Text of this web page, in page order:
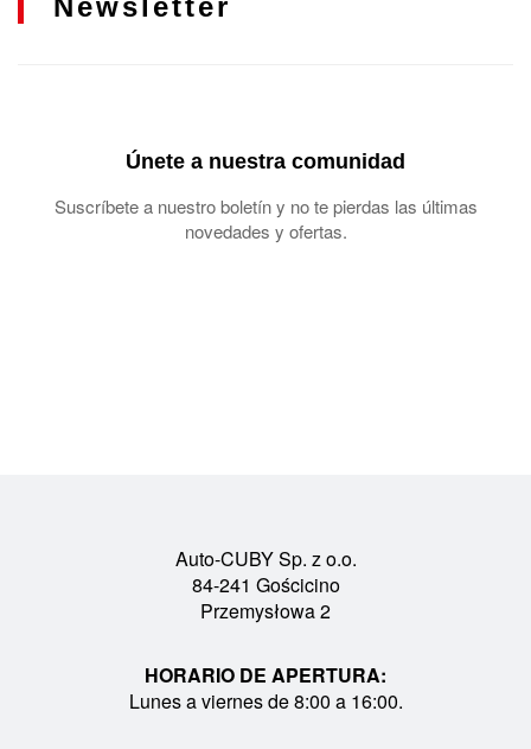
Newsletter
Únete a nuestra comunidad
Suscríbete a nuestro boletín y no te pierdas las últimas
novedades y ofertas.
Auto-CUBY Sp. z o.o.
84-241 Gościcino
Przemysłowa 2
HORARIO DE APERTURA:
Lunes a viernes de 8:00 a 16:00.